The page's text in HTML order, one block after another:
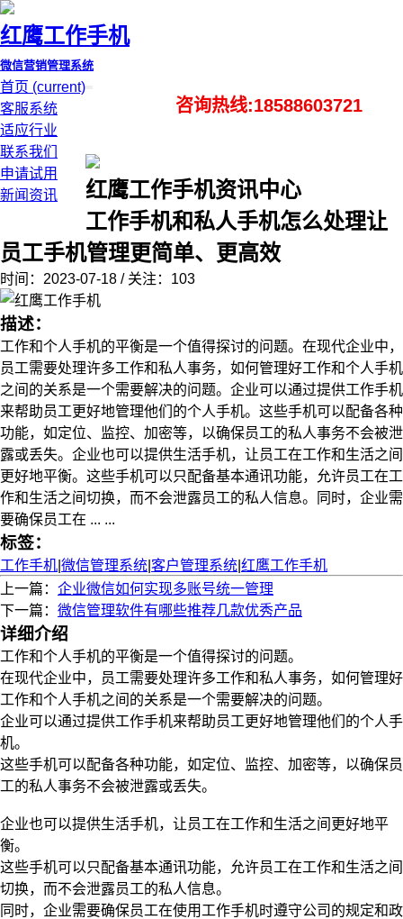
红鹰工作手机
微信营销管理系统
首页 (current)
客服系统
适应行业
联系我们
申请试用
新闻资讯
咨询热线:18588603721
红鹰工作手机资讯中心
工作手机和私人手机怎么处理让
员工手机管理更简单、更高效
时间：2023-07-18 / 关注：103
描述：
工作和个人手机的平衡是一个值得探讨的问题。在现代企业中，
员工需要处理许多工作和私人事务，如何管理好工作和个人手机
之间的关系是一个需要解决的问题。企业可以通过提供工作手机
来帮助员工更好地管理他们的个人手机。这些手机可以配备各种
功能，如定位、监控、加密等，以确保员工的私人事务不会被泄
露或丢失。企业也可以提供生活手机，让员工在工作和生活之间
更好地平衡。这些手机可以只配备基本通讯功能，允许员工在工
作和生活之间切换，而不会泄露员工的私人信息。同时，企业需
要确保员工在 ... ...
标签：
工作手机 微信管理系统 客户管理系统 红鹰工作手机
上一篇： 企业微信如何实现多账号统一管理
下一篇： 微信管理软件有哪些推荐几款优秀产品
详细介绍
工作和个人手机的平衡是一个值得探讨的问题。
在现代企业中，员工需要处理许多工作和私人事务，如何管理好
工作和个人手机之间的关系是一个需要解决的问题。
企业可以通过提供工作手机来帮助员工更好地管理他们的个人手
机。
这些手机可以配备各种功能，如定位、监控、加密等，以确保员
工的私人事务不会被泄露或丢失。
企业也可以提供生活手机，让员工在工作和生活之间更好地平
衡。
这些手机可以只配备基本通讯功能，允许员工在工作和生活之间
切换，而不会泄露员工的私人信息。
同时，企业需要确保员工在使用工作手机时遵守公司的规定和政